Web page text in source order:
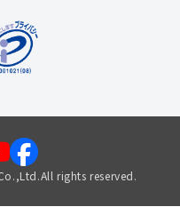
rights reserved.